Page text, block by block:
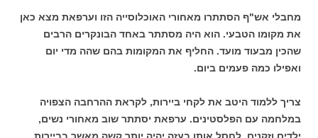
מחבלי אש"ף הסתתרו מאחורי האוכלוסייה הזו וערפאת מצא כאן
את מקומו הטבעי. הוא היה מסתתר באחד הבונקרים הרבים
שהכין מבעוד מועד. החליף את המקומות בהם שהה מדי יום
ואפילו כמה פעמים ביום.
צריך ללמוד היטב את לקחי ביירות, לקראת ההרחבה הצפויה
במלחמה עם הפלסטינים. ערפאת יסתתר שוב מאחורי נשים,
ילדים וזקנים. לחסל אותו בעזה יהיה יותר קשה מאשר בביירות